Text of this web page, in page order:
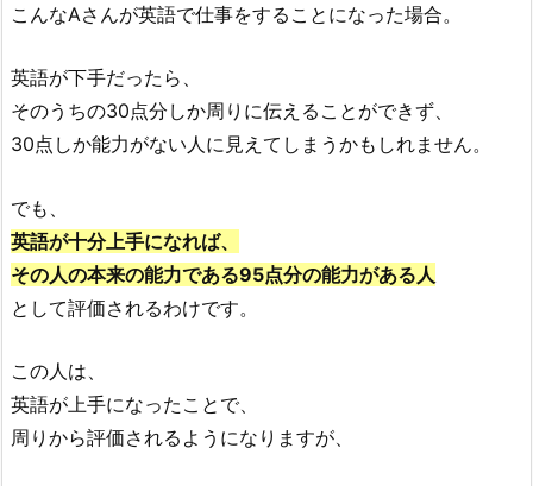
こんなAさんが英語で仕事をすることになった場合。
英語が下手だったら、
そのうちの30点分しか周りに伝えることができず、
30点しか能力がない人に見えてしまうかもしれません。
でも、
英語が十分上手になれば、
その人の本来の能力である95点分の能力がある人
として評価されるわけです。
この人は、
英語が上手になったことで、
周りから評価されるようになりますが、